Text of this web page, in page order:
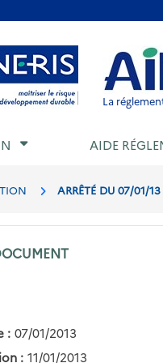
menu Aller au
La
AIDE
ARRÊTÉ DU 07/01/
: 07/01/2013
: 11/01/2013